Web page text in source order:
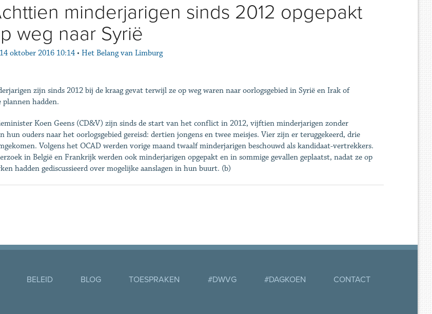
minderjarigen sinds 2012 opgepakt
weg naar Syrië
14 oktober 2016 10:14 • Het Belang van Limburg
zijn sinds 2012 bij de kraag gevat terwijl ze op weg waren naar oorlogsgebied in Syrië en Irak of
plannen hadden.
Koen Geens (CD&V) zijn sinds de start van het conflict in 2012, vijftien minderjarigen zonder
hun ouders naar het oorlogsgebied gereisd: dertien jongens en twee meisjes. Vier zijn er teruggekeerd, drie
Volgens het OCAD werden vorige maand twaalf minderjarigen beschouwd als kandidaat-vertrekkers.
in België en Frankrijk werden ook minderjarigen opgepakt en in sommige gevallen geplaatst, nadat ze op
hadden gediscussieerd over mogelijke aanslagen in hun buurt. (b)
BELEID BLOG TOESPRAKEN #DWVG #DAGKOEN CONTACT